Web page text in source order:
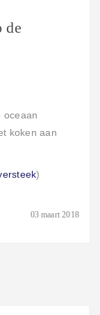
de
03 maart 2018
oceaan
koken aan
)